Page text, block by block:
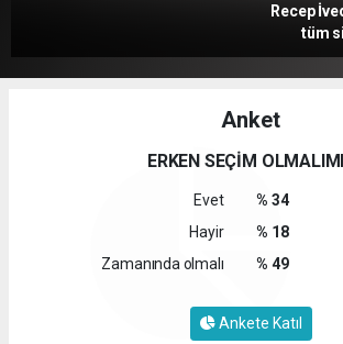
Recep
tüm
Anket
ERKEN SEÇİM
Evet
% 34
Hayir
% 18
Zamanında olmalı
% 49
Ankete Katıl